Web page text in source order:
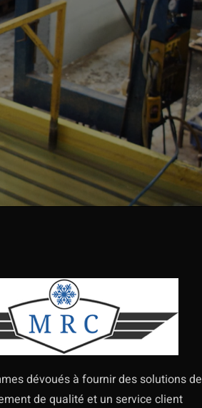
dévoués à fournir des solutions de
de qualité et un service client